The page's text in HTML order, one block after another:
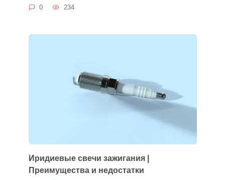
0 234
Иридиевые свечи зажигания |
Преимущества и недостатки